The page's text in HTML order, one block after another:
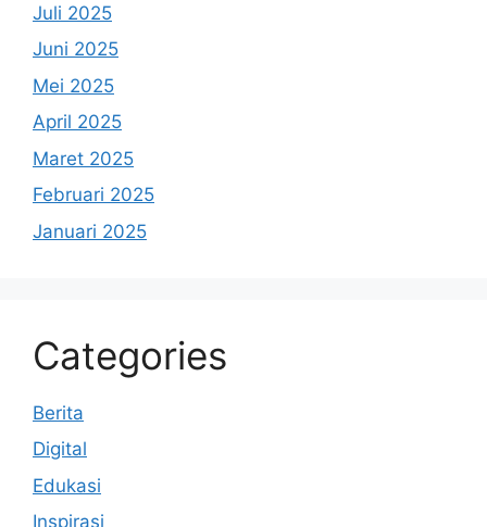
Juli 2025
Juni 2025
Mei 2025
April 2025
Maret 2025
Februari 2025
Januari 2025
Categories
Berita
Digital
Edukasi
Inspirasi